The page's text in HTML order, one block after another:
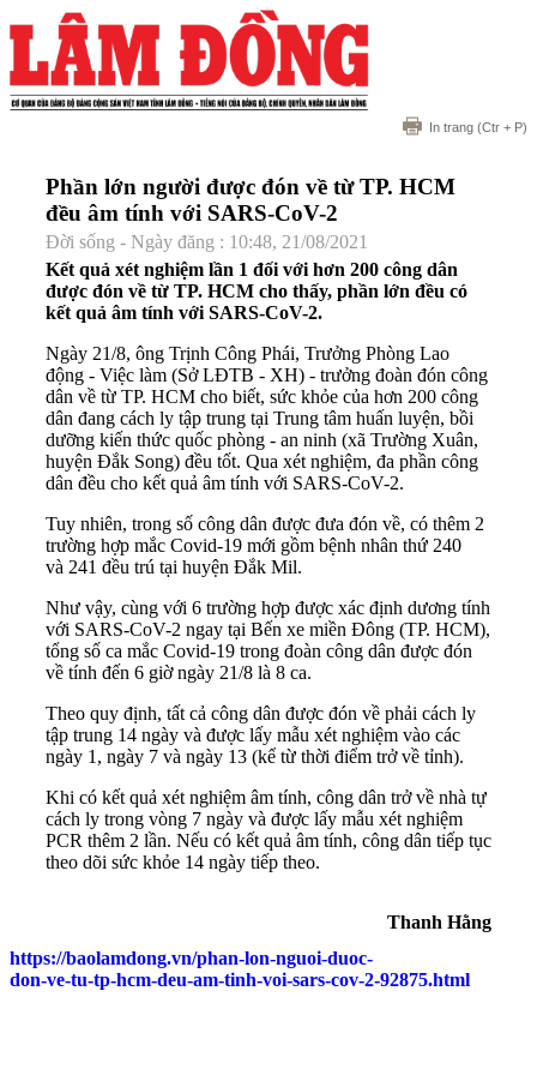
In trang (Ctr + P)
Phần lớn người được đón về từ TP. HCM
đều âm tính với SARS-CoV-2
Đời sống - Ngày đăng : 10:48, 21/08/2021
Kết quả xét nghiệm lần 1 đối với hơn 200 công dân
được đón về từ TP. HCM cho thấy, phần lớn đều có
kết quả âm tính với SARS-CoV-2.
Ngày 21/8, ông Trịnh Công Phái, Trưởng Phòng Lao
động - Việc làm (Sở LĐTB - XH) - trưởng đoàn đón công
dân về từ TP. HCM cho biết, sức khỏe của hơn 200 công
dân đang cách ly tập trung tại Trung tâm huấn luyện, bồi
dưỡng kiến thức quốc phòng - an ninh (xã Trường Xuân,
huyện Đắk Song) đều tốt. Qua xét nghiệm, đa phần công
dân đều cho kết quả âm tính với SARS-CoV-2.
Tuy nhiên, trong số công dân được đưa đón về, có thêm 2
trường hợp mắc Covid-19 mới gồm bệnh nhân thứ 240
và 241 đều trú tại huyện Đắk Mil.
Như vậy, cùng với 6 trường hợp được xác định dương tính
với SARS-CoV-2 ngay tại Bến xe miền Đông (TP. HCM),
tổng số ca mắc Covid-19 trong đoàn công dân được đón
về tính đến 6 giờ ngày 21/8 là 8 ca.
Theo quy định, tất cả công dân được đón về phải cách ly
tập trung 14 ngày và được lấy mẫu xét nghiệm vào các
ngày 1, ngày 7 và ngày 13 (kể từ thời điểm trở về tỉnh).
Khi có kết quả xét nghiệm âm tính, công dân trở về nhà tự
cách ly trong vòng 7 ngày và được lấy mẫu xét nghiệm
PCR thêm 2 lần. Nếu có kết quả âm tính, công dân tiếp tục
theo dõi sức khỏe 14 ngày tiếp theo.
Thanh Hằng
https://baolamdong.vn/phan-lon-nguoi-duoc-
don-ve-tu-tp-hcm-deu-am-tinh-voi-sars-cov-2-92875.html